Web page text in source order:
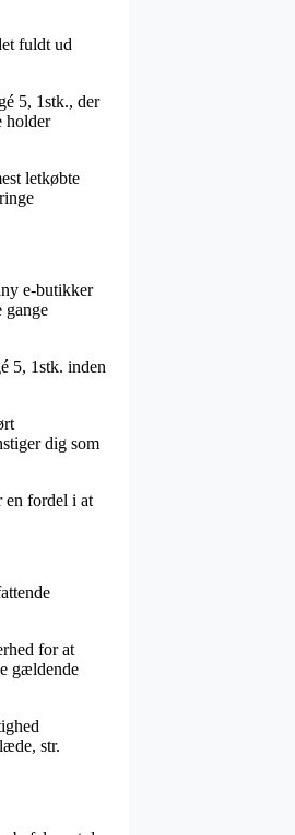
fuldt ud
5, 1stk., der
holder
letkøbte
e-butikker
gange
5, 1stk. inden
dig som
en fordel i at
for at
gældende
str.